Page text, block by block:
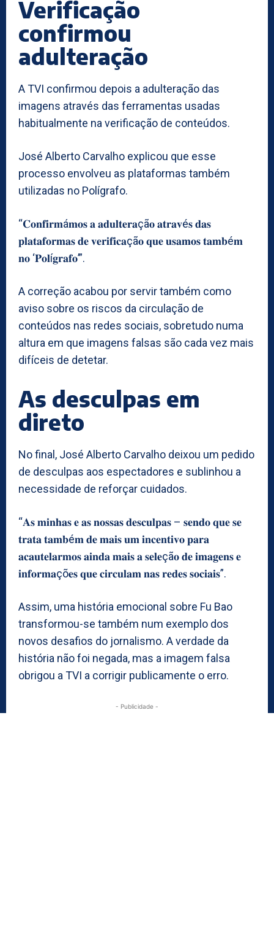
Verificação
confirmou
adulteração
A TVI confirmou depois a adulteração das
imagens através das ferramentas usadas
habitualmente na verificação de conteúdos.
José Alberto Carvalho explicou que esse
processo envolveu as plataformas também
utilizadas no Polígrafo.
“𝐂𝐨𝐧𝐟𝐢𝐫𝐦á𝐦𝐨𝐬 𝐚 𝐚𝐝𝐮𝐥𝐭𝐞𝐫𝐚çã𝐨 𝐚𝐭𝐫𝐚𝐯é𝐬 𝐝𝐚𝐬
𝐩𝐥𝐚𝐭𝐚𝐟𝐨𝐫𝐦𝐚𝐬 𝐝𝐞 𝐯𝐞𝐫𝐢𝐟𝐢𝐜𝐚çã𝐨 𝐪𝐮𝐞 𝐮𝐬𝐚𝐦𝐨𝐬 𝐭𝐚𝐦𝐛é𝐦
𝐧𝐨 ‘𝐏𝐨𝐥í𝐠𝐫𝐚𝐟𝐨’”.
A correção acabou por servir também como
aviso sobre os riscos da circulação de
conteúdos nas redes sociais, sobretudo numa
altura em que imagens falsas são cada vez mais
difíceis de detetar.
As desculpas em
direto
No final, José Alberto Carvalho deixou um pedido
de desculpas aos espectadores e sublinhou a
necessidade de reforçar cuidados.
“𝐀𝐬 𝐦𝐢𝐧𝐡𝐚𝐬 𝐞 𝐚𝐬 𝐧𝐨𝐬𝐬𝐚𝐬 𝐝𝐞𝐬𝐜𝐮𝐥𝐩𝐚𝐬 – 𝐬𝐞𝐧𝐝𝐨 𝐪𝐮𝐞 𝐬𝐞
𝐭𝐫𝐚𝐭𝐚 𝐭𝐚𝐦𝐛é𝐦 𝐝𝐞 𝐦𝐚𝐢𝐬 𝐮𝐦 𝐢𝐧𝐜𝐞𝐧𝐭𝐢𝐯𝐨 𝐩𝐚𝐫𝐚
𝐚𝐜𝐚𝐮𝐭𝐞𝐥𝐚𝐫𝐦𝐨𝐬 𝐚𝐢𝐧𝐝𝐚 𝐦𝐚𝐢𝐬 𝐚 𝐬𝐞𝐥𝐞çã𝐨 𝐝𝐞 𝐢𝐦𝐚𝐠𝐞𝐧𝐬 𝐞
𝐢𝐧𝐟𝐨𝐫𝐦𝐚çõ𝐞𝐬 𝐪𝐮𝐞 𝐜𝐢𝐫𝐜𝐮𝐥𝐚𝐦 𝐧𝐚𝐬 𝐫𝐞𝐝𝐞𝐬 𝐬𝐨𝐜𝐢𝐚𝐢𝐬”.
Assim, uma história emocional sobre Fu Bao
transformou-se também num exemplo dos
novos desafios do jornalismo. A verdade da
história não foi negada, mas a imagem falsa
obrigou a TVI a corrigir publicamente o erro.
- Publicidade -